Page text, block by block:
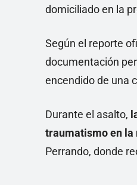
domiciliado en la
Según el reporte
documentación
encendido de una
Durante el asalto,
traumatismo en la
Perrando, donde